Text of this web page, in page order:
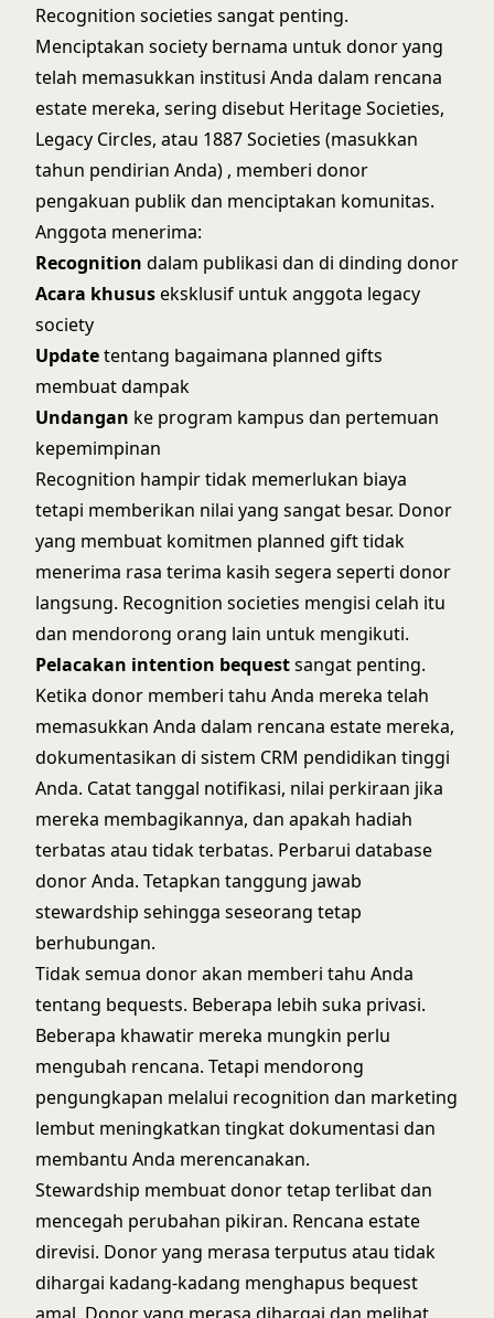
Recognition societies sangat penting.
Menciptakan society bernama untuk donor yang
telah memasukkan institusi Anda dalam rencana
estate mereka, sering disebut Heritage Societies,
Legacy Circles, atau 1887 Societies (masukkan
tahun pendirian Anda) , memberi donor
pengakuan publik dan menciptakan komunitas.
Anggota menerima:
Recognition dalam publikasi dan di dinding donor
Acara khususeksklusif untuk anggota legacy
society
Updatetentang bagaimana planned gifts
membuat dampak
Undangan ke program kampus dan pertemuan
kepemimpinan
Recognition hampir tidak memerlukan biaya
tetapi memberikan nilai yang sangat besar. Donor
yang membuat komitmen planned gift tidak
menerima rasa terima kasih segera seperti donor
langsung. Recognition societies mengisi celah itu
dan mendorong orang lain untuk mengikuti.
Pelacakan intention bequestsangat penting.
Ketika donor memberi tahu Anda mereka telah
memasukkan Anda dalam rencana estate mereka,
dokumentasikan di sistem CRM pendidikan tinggi
Anda. Catat tanggal notifikasi, nilai perkiraan jika
mereka membagikannya, dan apakah hadiah
terbatas atau tidak terbatas. Perbarui database
donor Anda. Tetapkan tanggung jawab
stewardship sehingga seseorang tetap
berhubungan.
Tidak semua donor akan memberi tahu Anda
tentang bequests. Beberapa lebih suka privasi.
Beberapa khawatir mereka mungkin perlu
mengubah rencana. Tetapi mendorong
pengungkapan melalui recognition dan marketing
lembut meningkatkan tingkat dokumentasi dan
membantu Anda merencanakan.
Stewardship membuat donor tetap terlibat dan
mencegah perubahan pikiran. Rencana estate
direvisi. Donor yang merasa terputus atau tidak
dihargai kadang-kadang menghapus bequest